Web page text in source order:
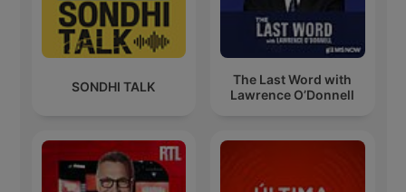
SONDHI TALK
The Last Word with
Lawrence O’Donnell